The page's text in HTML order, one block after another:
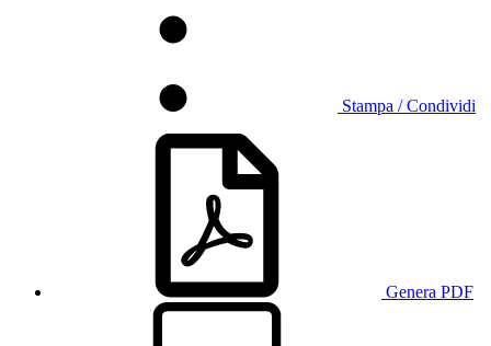
Stampa / Condividi
Genera PDF